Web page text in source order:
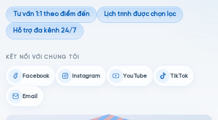
Tư vấn 1:1 theo điểm đến Lịch trình được chọn lọc
Hỗ trợ đa kênh 24/7
KẾT NỐI VỚI CHÚNG TÔI
Facebook Instagram YouTube TikTok
Email